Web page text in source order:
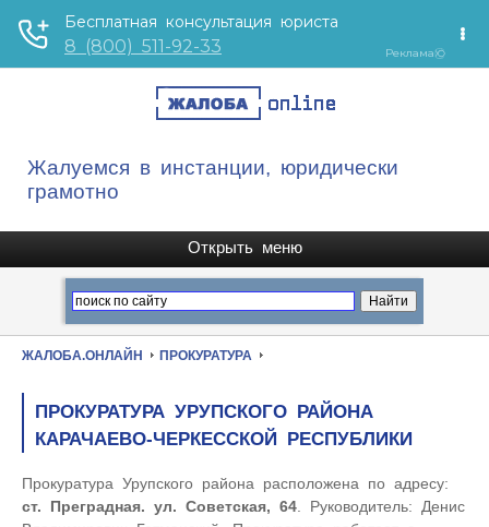
Жалуемся в инстанции, юридически
грамотно
ЖАЛОБА.ОНЛАЙН ПРОКУРАТУРА
ПРОКУРАТУРА УРУПСКОГО РАЙОНА
КАРАЧАЕВО-ЧЕРКЕССКОЙ РЕСПУБЛИКИ
Прокуратура Урупского района расположена по адресу:
ст. Преградная. ул. Советская, 64 . Руководитель: Денис